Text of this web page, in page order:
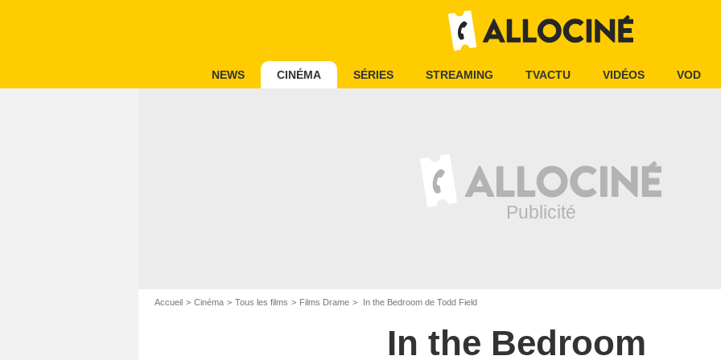
NEWS CINÉMA SÉRIES STREAMING TVACTU VIDÉOS VOD
Accueil Cinéma Tous les films Films Drame In the Bedroom de Todd Field
In the Bedroom